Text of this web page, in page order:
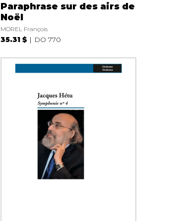
Paraphrase sur des airs de
Noël
MOREL François
35.31 $ DO 770